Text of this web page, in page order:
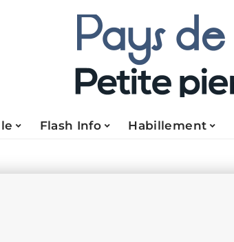
Flash Info Habillement